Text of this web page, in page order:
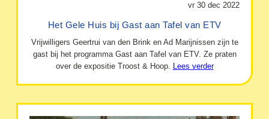
vr 30 dec 2022
Het Gele Huis bij Gast aan Tafel van ETV
Vrijwilligers Geertrui van den Brink en Ad Marijnissen zijn te
gast bij het programma Gast aan Tafel van ETV. Ze praten
over de expositie Troost & Hoop. Lees verder